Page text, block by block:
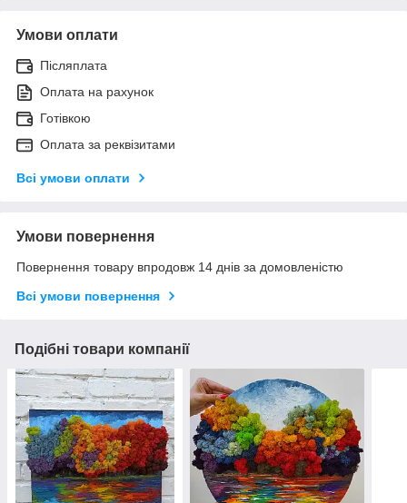
Умови оплати
Післяплата
Оплата на рахунок
Готівкою
Оплата за реквізитами
Всі умови оплати
Умови повернення
Повернення товару впродовж 14 днів за домовленістю
Всі умови повернення
Подібні товари компанії